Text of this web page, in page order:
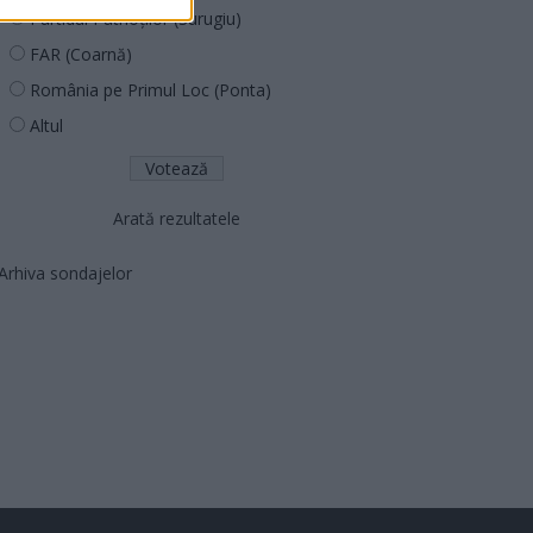
Partidul Patrioților (Surugiu)
FAR (Coarnă)
România pe Primul Loc (Ponta)
Altul
Arată rezultatele
sondajelor